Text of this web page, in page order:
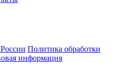
Политика обработки
информация